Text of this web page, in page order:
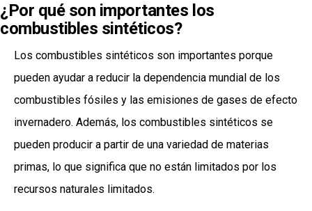
¿Por qué son importantes los
combustibles sintéticos?
Los combustibles sintéticos son importantes porque
pueden ayudar a reducir la dependencia mundial de los
combustibles fósiles y las emisiones de gases de efecto
invernadero. Además, los combustibles sintéticos se
pueden producir a partir de una variedad de materias
primas, lo que significa que no están limitados por los
recursos naturales limitados.